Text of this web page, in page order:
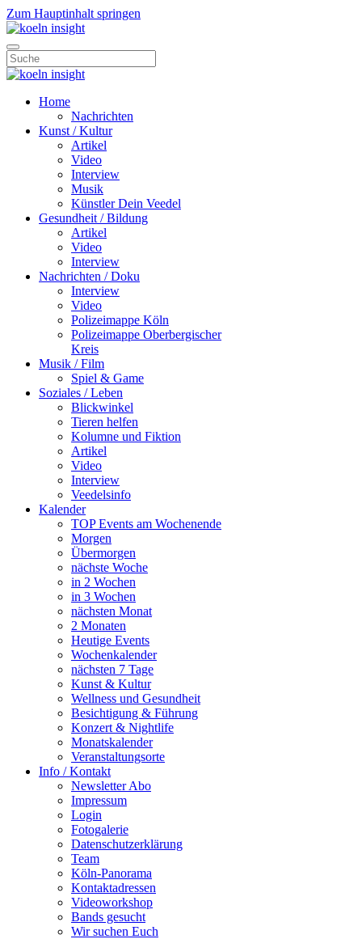
Zum Hauptinhalt springen
Home
Nachrichten
Kunst / Kultur
Artikel
Video
Interview
Musik
Künstler Dein Veedel
Gesundheit / Bildung
Artikel
Video
Interview
Nachrichten / Doku
Interview
Video
Polizeimappe Köln
Polizeimappe Oberbergischer
Kreis
Musik / Film
Spiel & Game
Soziales / Leben
Blickwinkel
Tieren helfen
Kolumne und Fiktion
Artikel
Video
Interview
Veedelsinfo
Kalender
TOP Events am Wochenende
Morgen
Übermorgen
nächste Woche
in 2 Wochen
in 3 Wochen
nächsten Monat
2 Monaten
Heutige Events
Wochenkalender
nächsten 7 Tage
Kunst & Kultur
Wellness und Gesundheit
Besichtigung & Führung
Konzert & Nightlife
Monatskalender
Veranstaltungsorte
Info / Kontakt
Newsletter Abo
Impressum
Login
Fotogalerie
Datenschutzerklärung
Team
Köln-Panorama
Kontaktadressen
Videoworkshop
Bands gesucht
Wir suchen Euch